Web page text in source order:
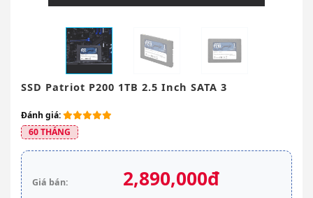
SSD Patriot P200 1TB 2.5 Inch SATA 3
Đánh giá:
60 THÁNG
Giá bán: 2,890,000đ